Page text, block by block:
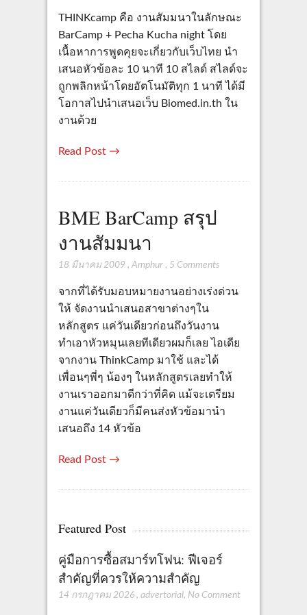
THINKcamp คือ งานสัมมนาในลักษณะ
BarCamp + Pecha Kucha night โดย
เนื้อหาการพูดคุยจะเกี่ยวกับเว็บไทย นำ
เสนอหัวข้อละ 10 นาที 10 สไลด์ สไลด์จะ
ถูกพลิกหน้าโดยอัตโนมัติทุก 1 นาที ได้มี
โอกาสไปนำเสนอเว็บ Biomed.in.th ใน
งานด้วย
Read Post →
BME BarCamp สรุป
งานสัมมนา
18 มีนาคม 2009 , Amphur, 5 Comments
จากที่ได้รับมอบหมายงานอย่างเร่งด่วน
ให้ จัดงานนำเสนอสาขาต่างๆใน
หลักสูตร แค่วันเดียวก่อนถึงวันงาน
ทำเอาหัวหมุนเลยทีเดียวผมก็เลย ไอเดีย
จากงาน ThinkCamp มาใช้ และได้
เพื่อนๆพี่ๆ น้องๆ ในหลักสูตรเลยทำให้
งานเราออกมาดีกว่าที่คิด แม้จะเตรียม
งานแค่วันเดียวก็มีคนส่งหัวข้อมานำ
เสนอถึง 14 หัวข้อ
Read Post →
Featured Post
คู่มือการซื้อสมาร์ทโฟน: ฟีเจอร์
สำคัญที่ควรให้ความสำคัญ
14 กรกฎาคม 2026 , advertorial, No Comment